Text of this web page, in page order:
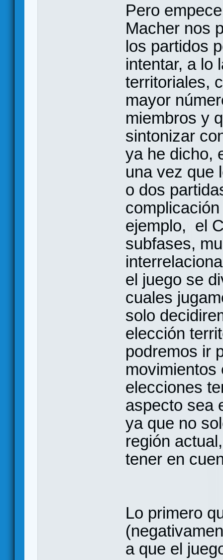
Pero
Macher nos
los partidos
intentar, a lo
territoriales,
mayor
miembros y
sintonizar
ya he dicho,
una vez que
o dos
ejemplo, el
subfases,
el juego se
cuales
solo
elección
podremos ir
movimientos
elecciones
aspecto sea
ya que no
región
tener en
Lo primero
a que el